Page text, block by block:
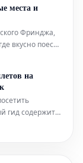
места и
Фринджа,
вкусно поесть
указывает
на
гид содержит
вам легко